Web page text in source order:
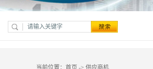
当前位置： 首页 -> 供应商机